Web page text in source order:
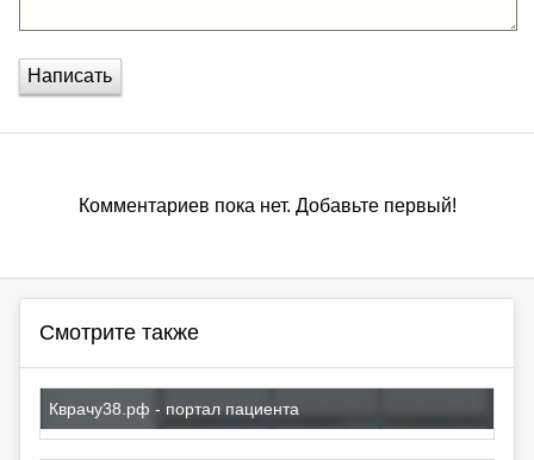
Написать
Комментариев пока нет. Добавьте первый!
Смотрите также
Кврачу38.рф - портал пациента